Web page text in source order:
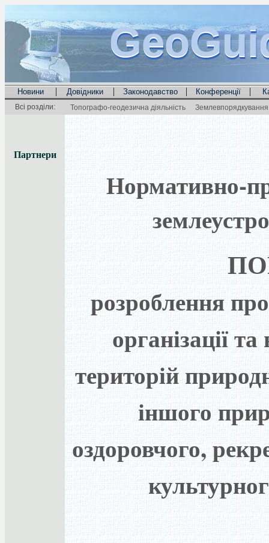
Новини | Довідники | Законодавство | Конференції |
Всі розділи: Топографо-геодезична діяльність
Партнери
Нормативно-
розроблення
організації
територій
іншого
оздоровчого,